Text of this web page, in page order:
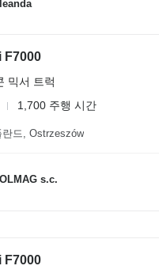
F7000
믹서 트럭
1,700 주행 시간
란드, Ostrzeszów
s.c.
F7000